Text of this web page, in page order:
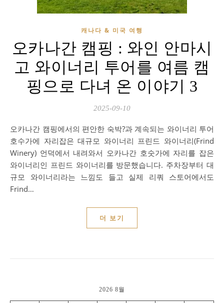
캐나다 & 미국 여행
오카나간 캠핑 : 와인 안마시
고 와이너리 투어를 여름 캠
핑으로 다녀 온 이야기 3
2025-09-10
오카나간 캠핑에서의 편안한 숙박?과 계속되는 와이너리 투어
호수가에 자리잡은 대규모 와이너리 프린드 와이너리(Frind
Winery) 언덕에서 내려와서 오카나간 호숫가에 자리를 잡은
와이너리인 프린드 와이너리를 방문했습니다. 주차장부터 대
규모 와이너리라는 느낌도 들고 실제 리쿼 스토어에서도
Frind…
더 보기
2026 8월